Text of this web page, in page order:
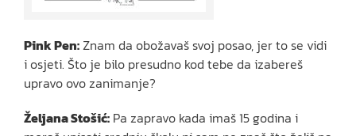
Pink Pen:Znam da obožavaš svoj posao, jer to se vidi
i osjeti. Što je bilo presudno kod tebe da izabereš
upravo ovo zanimanje?
Željana Stošić: Pa zapravo kada imaš 15 godina i